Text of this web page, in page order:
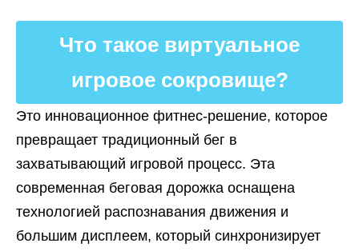
Что такое виртуальное
игровое сокровище?
Это инновационное фитнес-решение, которое
превращает традиционный бег в
захватывающий игровой процесс. Эта
современная беговая дорожка оснащена
технологией распознавания движения и
большим дисплеем, который синхронизирует